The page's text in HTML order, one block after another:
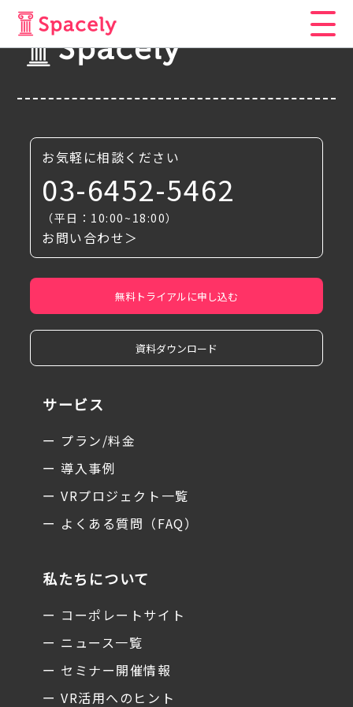
お気軽に相談ください
03-6452-5462
（平日：10:00~18:00）
お問い合わせ＞
無料トライアルに申し込む
資料ダウンロード
サービス
ー プラン/料金
ー 導入事例
ー VRプロジェクト一覧
ー よくある質問（FAQ）
私たちについて
ー コーポレートサイト
ー ニュース一覧
ー セミナー開催情報
ー VR活用へのヒント